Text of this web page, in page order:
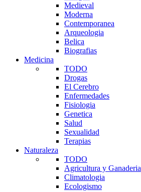
Medieval
Moderna
Contemporanea
Arqueologia
Belica
Biografias
Medicina
TODO
Drogas
El Cerebro
Enfermedades
Fisiologia
Genetica
Salud
Sexualidad
Terapias
Naturaleza
TODO
Agricultura y Ganaderia
Climatologia
Ecologismo